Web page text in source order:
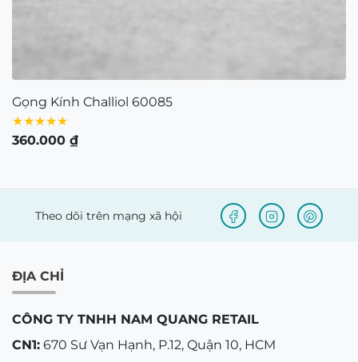
Gọng Kính Challiol 60085
★★★★★
360.000 ₫
Theo dõi trên mạng xã hội
ĐỊA CHỈ
CÔNG TY TNHH NAM QUANG RETAIL
CN1: 670 Sư Vạn Hạnh, P.12, Quận 10, HCM